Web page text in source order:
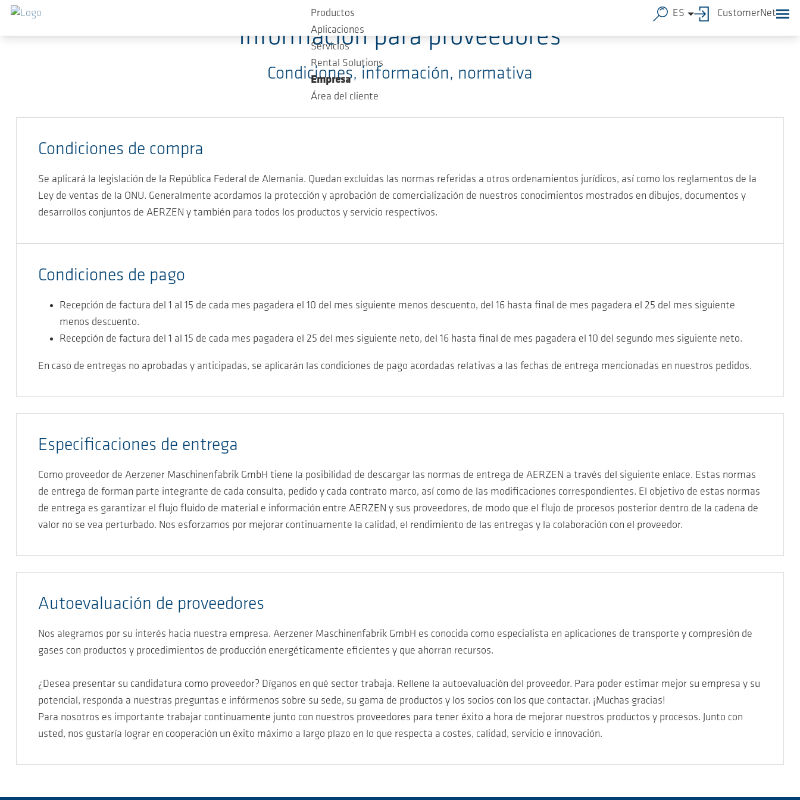
Saltar al contenido principal
Productos
Aplicaciones
Servicios
Rental Solutions
Empresa
Área del cliente
ES CustomerNet
Información para proveedores
Condiciones, información, normativa
Condiciones de compra
Se aplicará la legislación de la República Federal de Alemania. Quedan excluidas las normas referidas a otros ordenamientos jurídicos, así como los reglamentos de la
Ley de ventas de la ONU. Generalmente acordamos la protección y aprobación de comercialización de nuestros conocimientos mostrados en dibujos, documentos y
desarrollos conjuntos de AERZEN y también para todos los productos y servicio respectivos.
Condiciones de pago
Recepción de factura del 1 al 15 de cada mes pagadera el 10 del mes siguiente menos descuento, del 16 hasta final de mes pagadera el 25 del mes siguiente
menos descuento.
Recepción de factura del 1 al 15 de cada mes pagadera el 25 del mes siguiente neto, del 16 hasta final de mes pagadera el 10 del segundo mes siguiente neto.
En caso de entregas no aprobadas y anticipadas, se aplicarán las condiciones de pago acordadas relativas a las fechas de entrega mencionadas en nuestros pedidos.
Especificaciones de entrega
Como proveedor de Aerzener Maschinenfabrik GmbH tiene la posibilidad de descargar las normas de entrega de AERZEN a través del siguiente enlace. Estas normas
de entrega de forman parte integrante de cada consulta, pedido y cada contrato marco, así como de las modificaciones correspondientes. El objetivo de estas normas
de entrega es garantizar el flujo fluido de material e información entre AERZEN y sus proveedores, de modo que el flujo de procesos posterior dentro de la cadena de
valor no se vea perturbado. Nos esforzamos por mejorar continuamente la calidad, el rendimiento de las entregas y la colaboración con el proveedor.
Autoevaluación de proveedores
Nos alegramos por su interés hacia nuestra empresa. Aerzener Maschinenfabrik GmbH es conocida como especialista en aplicaciones de transporte y compresión de
gases con productos y procedimientos de producción energéticamente eficientes y que ahorran recursos.
¿Desea presentar su candidatura como proveedor? Díganos en qué sector trabaja. Rellene la autoevaluación del proveedor. Para poder estimar mejor su empresa y su
potencial, responda a nuestras preguntas e infórmenos sobre su sede, su gama de productos y los socios con los que contactar. ¡Muchas gracias!
Para nosotros es importante trabajar continuamente junto con nuestros proveedores para tener éxito a hora de mejorar nuestros productos y procesos. Junto con
usted, nos gustaría lograr en cooperación un éxito máximo a largo plazo en lo que respecta a costes, calidad, servicio e innovación.